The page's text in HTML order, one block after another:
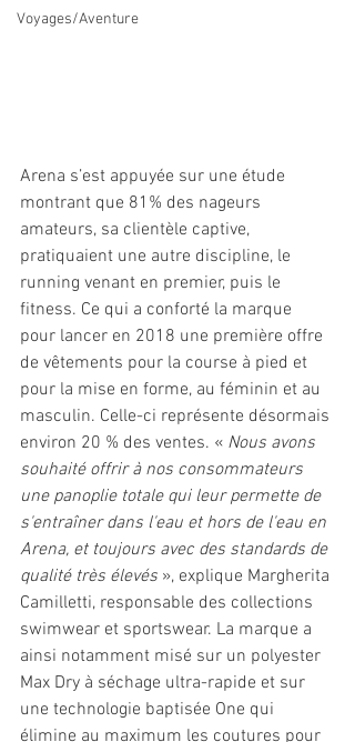
Voyages/Aventure
Arena s’est appuyée sur une étude
montrant que 81% des nageurs
amateurs, sa clientèle captive,
pratiquaient une autre discipline, le
running venant en premier, puis le
fitness. Ce qui a conforté la marque
pour lancer en 2018 une première offre
de vêtements pour la course à pied et
pour la mise en forme, au féminin et au
masculin. Celle-ci représente désormais
environ 20 % des ventes. « Nous avons
souhaité offrir à nos consommateurs
une panoplie totale qui leur permette de
s'entraîner dans l'eau et hors de l'eau en
Arena, et toujours avec des standards de
qualité très élevés », explique Margherita
Camilletti, responsable des collections
swimwear et sportswear. La marque a
ainsi notamment misé sur un polyester
Max Dry à séchage ultra-rapide et sur
une technologie baptisée One qui
élimine au maximum les coutures pour